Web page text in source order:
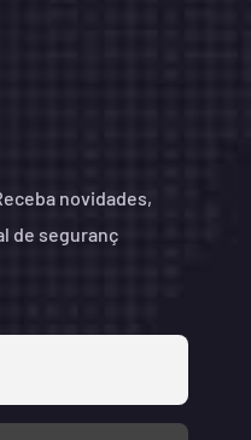
novidades,
de seguranç